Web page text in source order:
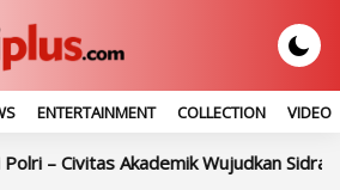
ENTERTAINMENT COLLECTION VIDEO
Akademik Wujudkan Sidrap Aman